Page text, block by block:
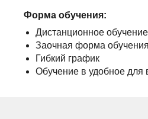
Форма обучения:
Дистанционное обучение
Заочная форма
Гибкий график
Обучение в удобное для